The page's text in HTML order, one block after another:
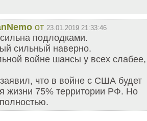
от 23.01.2019 21:33:46
подлодками.
сильный наверно.
войне шансы у всех слабее,
что в войне с США будет
жизни 75% территории РФ. Но